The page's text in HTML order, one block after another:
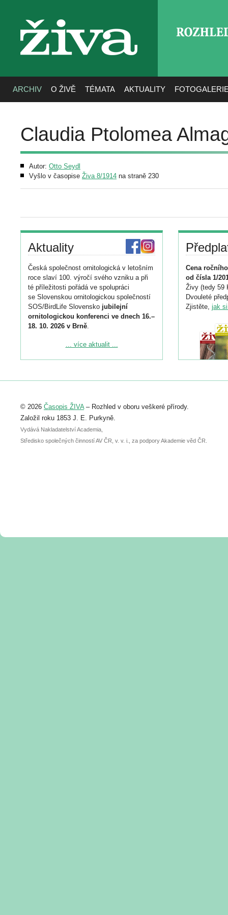
živa
ARCHIV O ŽIVĚ TÉMATA AKTUALITY
Claudia Ptolomea
Autor: Otto Seydl
Vyšlo v časopise Živa 8/1914 na straně 230
Aktuality
Česká společnost ornitologická v letošním
roce slaví 100. výročí svého vzniku a při
té příležitosti pořádá ve spolupráci
se Slovenskou ornitologickou společností
SOS/BirdLife Slovensko jubilejní
ornitologickou konferenci ve dnech 16.–
18. 10. 2026 v Brně.
Podrobnější informace ke konferenci
Registrovat se můžete do 6. září.
abstraktu přihlášené přednášky nebo
posteru je už 30. června.
... více aktualit ...
Cena
od čísla 1/
Živy (tedy 59
Dvouleté
Zjistěte, jak
© 2026 Časopis ŽIVA– Rozhled v oboru veškeré přírody.
Založil roku 1853 J. E. Purkyně.
Vydává Nakladatelství Academia,
Středisko společných činností AV ČR, v. v. i., za podpory Akademie věd ČR.